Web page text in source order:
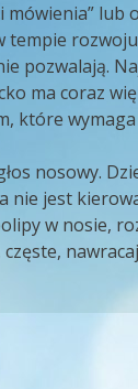
lub
tempie
pozwalają.
ma coraz
które
nosowy.
nie jest
w nosie,